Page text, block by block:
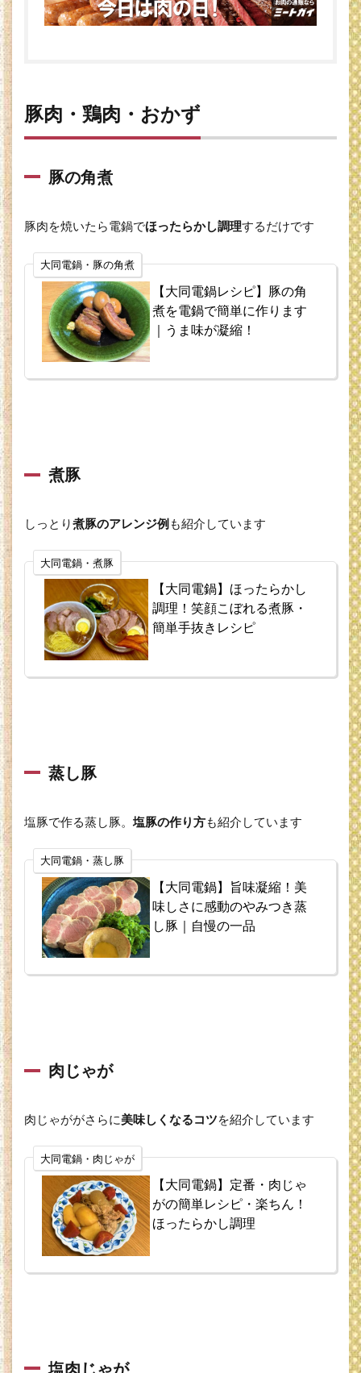
豚肉・鶏肉・おかず
豚の角煮
豚肉を焼いたら電鍋でほったらかし調理するだけです
大同電鍋・豚の角煮
【大同電鍋レシピ】豚の角
煮を電鍋で簡単に作ります
｜うま味が凝縮！
煮豚
しっとり煮豚のアレンジ例も紹介しています
大同電鍋・煮豚
【大同電鍋】ほったらかし
調理！笑顔こぼれる煮豚・
簡単手抜きレシピ
蒸し豚
塩豚で作る蒸し豚。塩豚の作り方も紹介しています
大同電鍋・蒸し豚
【大同電鍋】旨味凝縮！美
味しさに感動のやみつき蒸
し豚｜自慢の一品
肉じゃが
肉じゃががさらに美味しくなるコツを紹介しています
大同電鍋・肉じゃが
【大同電鍋】定番・肉じゃ
がの簡単レシピ・楽ちん！
ほったらかし調理
塩肉じゃが